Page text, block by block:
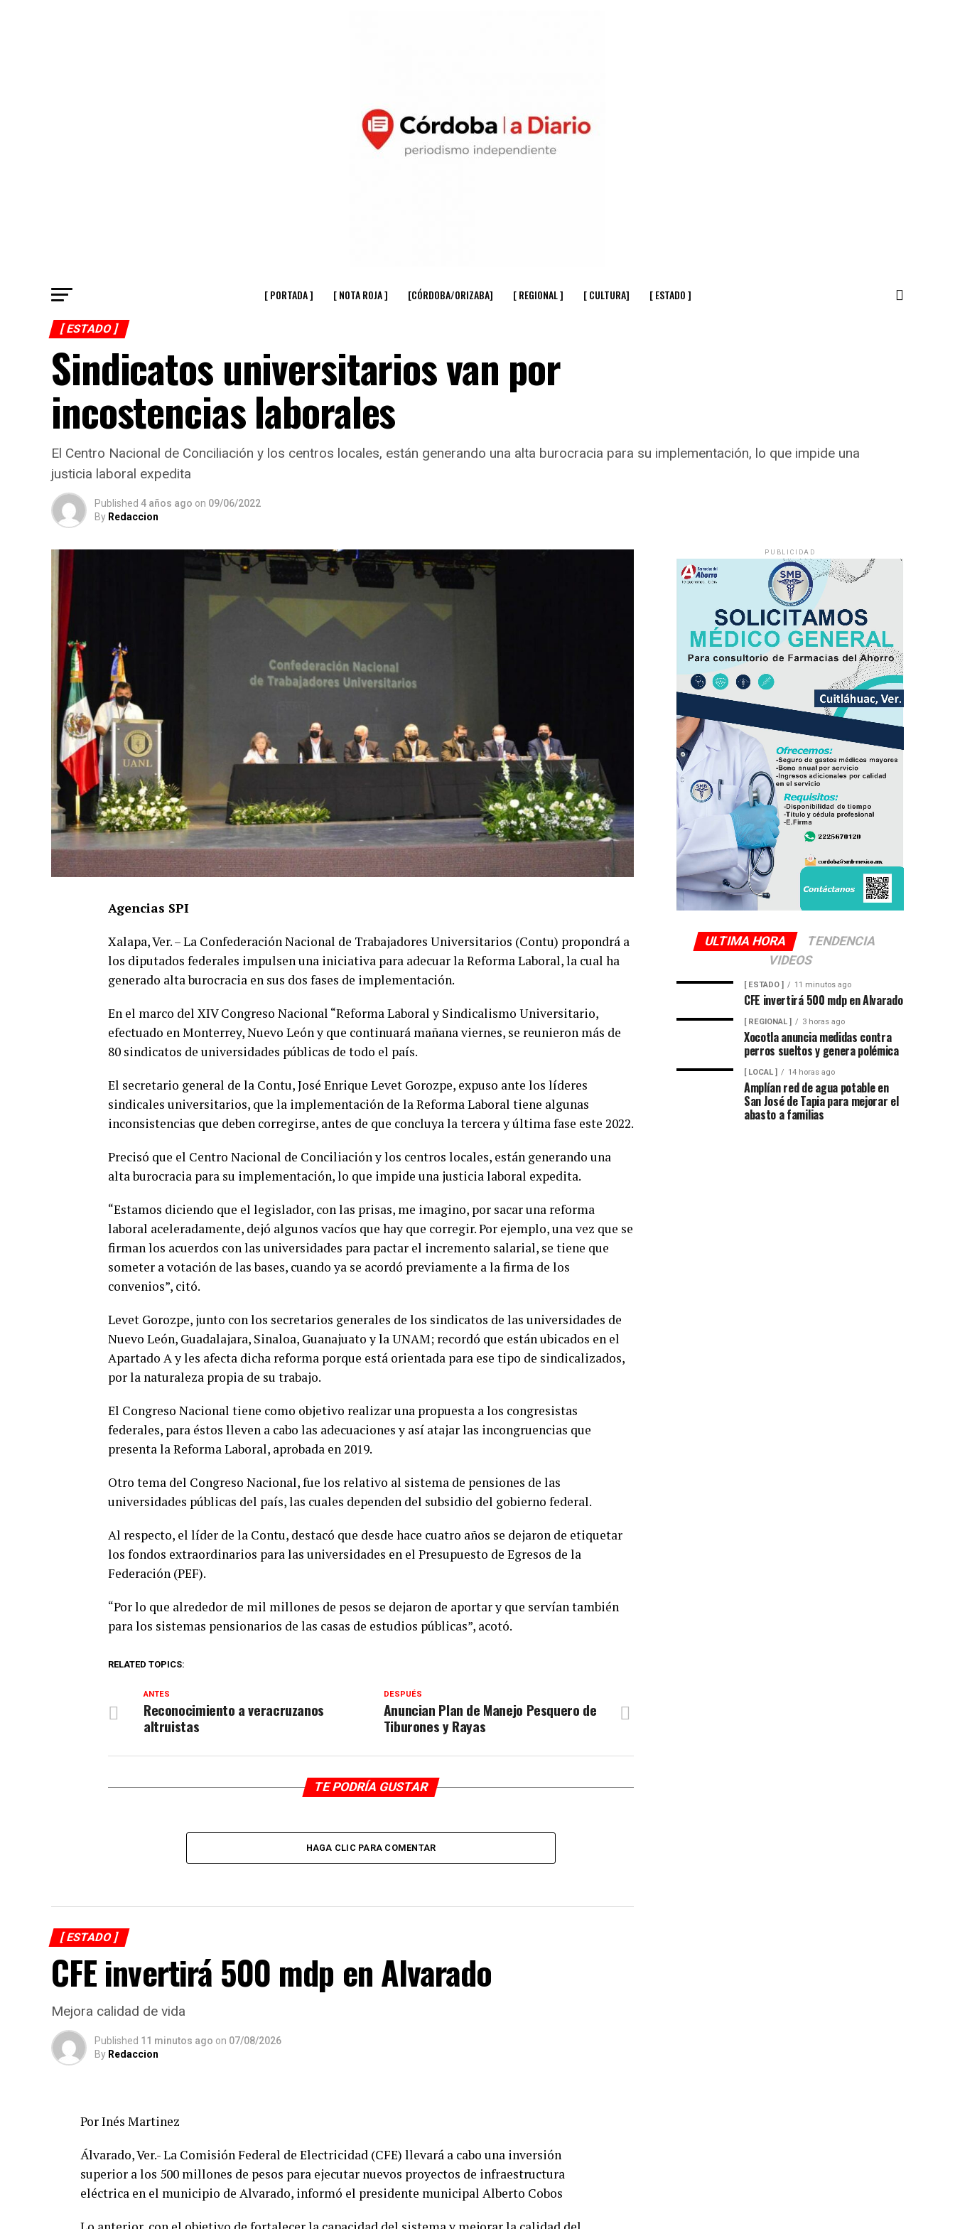
[ PORTADA ] [ NOTA ROJA ] [CÓRDOBA/ORIZABA] [ REGIONAL ] [ CULTURA] [ ESTADO ]
[ ESTADO ]
Sindicatos universitarios van por
incostencias laborales
El Centro Nacional de Conciliación y los centros locales, están generando una alta burocracia para su implementación, lo que impide una
justicia laboral expedita
Published 4 años ago on 09/06/2022
By Redaccion
Agencias SPI
Xalapa, Ver. – La Confederación Nacional de Trabajadores Universitarios (Contu) propondrá a
los diputados federales impulsen una iniciativa para adecuar la Reforma Laboral, la cual ha
generado alta burocracia en sus dos fases de implementación.
En el marco del XIV Congreso Nacional “Reforma Laboral y Sindicalismo Universitario,
efectuado en Monterrey, Nuevo León y que continuará mañana viernes, se reunieron más de
80 sindicatos de universidades públicas de todo el país.
El secretario general de la Contu, José Enrique Levet Gorozpe, expuso ante los líderes
sindicales universitarios, que la implementación de la Reforma Laboral tiene algunas
inconsistencias que deben corregirse, antes de que concluya la tercera y última fase este 2022.
Precisó que el Centro Nacional de Conciliación y los centros locales, están generando una
alta burocracia para su implementación, lo que impide una justicia laboral expedita.
“Estamos diciendo que el legislador, con las prisas, me imagino, por sacar una reforma
laboral aceleradamente, dejó algunos vacíos que hay que corregir. Por ejemplo, una vez que se
firman los acuerdos con las universidades para pactar el incremento salarial, se tiene que
someter a votación de las bases, cuando ya se acordó previamente a la firma de los
convenios”, citó.
Levet Gorozpe, junto con los secretarios generales de los sindicatos de las universidades de
Nuevo León, Guadalajara, Sinaloa, Guanajuato y la UNAM; recordó que están ubicados en el
Apartado A y les afecta dicha reforma porque está orientada para ese tipo de sindicalizados,
por la naturaleza propia de su trabajo.
El Congreso Nacional tiene como objetivo realizar una propuesta a los congresistas
federales, para éstos lleven a cabo las adecuaciones y así atajar las incongruencias que
presenta la Reforma Laboral, aprobada en 2019.
Otro tema del Congreso Nacional, fue los relativo al sistema de pensiones de las
universidades públicas del país, las cuales dependen del subsidio del gobierno federal.
Al respecto, el líder de la Contu, destacó que desde hace cuatro años se dejaron de etiquetar
los fondos extraordinarios para las universidades en el Presupuesto de Egresos de la
Federación (PEF).
“Por lo que alrededor de mil millones de pesos se dejaron de aportar y que servían también
para los sistemas pensionarios de las casas de estudios públicas”, acotó.
RELATED TOPICS:
DESPUÉS
Anuncian Plan de Manejo Pesquero de
Tiburones y Rayas
ANTES
Reconocimiento a veracruzanos
altruistas
TE PODRÍA GUSTAR
HAGA CLIC PARA COMENTAR
[ ESTADO ]
CFE invertirá 500 mdp en Alvarado
Mejora calidad de vida
Published 11 minutos ago on 07/08/2026
By Redaccion
Por Inés Martinez
Álvarado, Ver.- La Comisión Federal de Electricidad (CFE) llevará a cabo una inversión
superior a los 500 millones de pesos para ejecutar nuevos proyectos de infraestructura
eléctrica en el municipio de Alvarado, informó el presidente municipal Alberto Cobos
PUBLICIDAD
ULTIMA HORA
TENDENCIA
VIDEOS
[ ESTADO ] 11 minutos ago
CFE invertirá 500 mdp en Alvarado
[ REGIONAL ] 3 horas ago
Xocotla anuncia medidas contra
perros sueltos y genera polémica
[ LOCAL ] 14 horas ago
Amplían red de agua potable en
San José de Tapia para mejorar el
abasto a familias